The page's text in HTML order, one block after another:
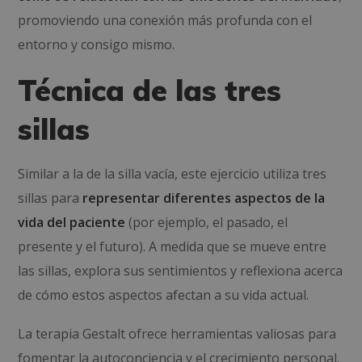
promoviendo una conexión más profunda con el
entorno y consigo mismo.
Técnica de las tres
sillas
Similar a la de la silla vacía, este ejercicio utiliza tres
sillas para representar diferentes aspectos de la
vida del paciente (por ejemplo, el pasado, el
presente y el futuro). A medida que se mueve entre
las sillas, explora sus sentimientos y reflexiona acerca
de cómo estos aspectos afectan a su vida actual.
La terapia Gestalt ofrece herramientas valiosas para
fomentar la autoconciencia y el crecimiento personal.